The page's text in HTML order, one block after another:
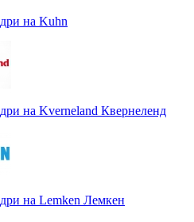
на Kuhn
на Kverneland Квернеленд
на Lemken Лемкен